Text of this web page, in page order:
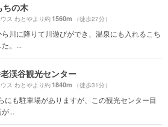
ちの木
ス わとやより約1560m （徒歩27分）
川に降りて川遊びができ、温泉にも入れるこち
。...
渓谷観光センター
ス わとやより約1840m （徒歩31分）
にも駐車場がありますが、この観光センター目
...